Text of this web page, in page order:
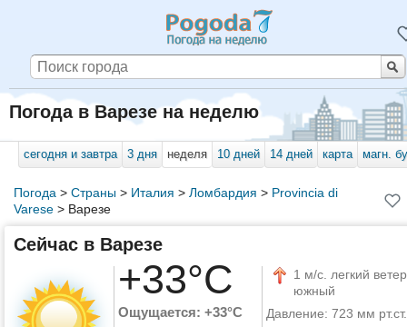
Погода в Варезе на неделю
сегодня и завтра 3 дня неделя 10 дней 14 дней карта магн.
Погода > Страны> Италия > Ломбардия > Provincia di
Varese> Варезе
Сейчас в Варезе
+33°C
Ощущается: +33°C
1 м/с. легкий
южный
Давление: 723 мм рт.ст.